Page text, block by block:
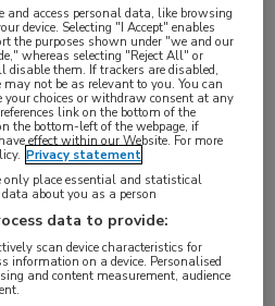
studie wordt
om te selecteren
,coloncarcinoom,KRAS
and access personal data, like browsing
device. Selecting "I Accept" enables
the purposes shown under "we and our
whereas selecting "Reject All" or
them. If trackers are disabled,
not be as relevant to you. You can
your choices or withdraw consent at any
link on the bottom of the
the bottom-left of the webpage, if
effect within our Website. For more
Privacy statement
only place essential and statistical
about you as a person
data to provide:
scan device characteristics for
information on a device. Personalised
and content measurement, audience